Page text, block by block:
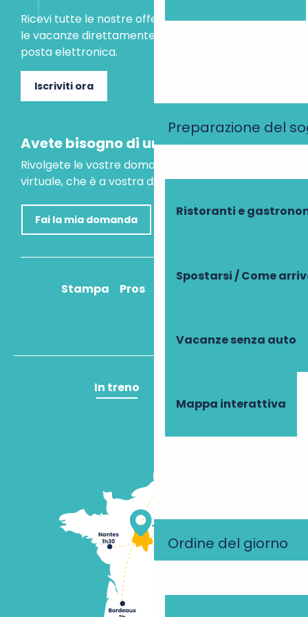
Preparazione del
Ristoranti e
Spostarsi / Come
Vacanze senza auto
Mappa interattiva
Ordine del giorno
Ricevi tutte le nostre offerte speciali e le idee per
le vacanze direttamente nella tua casella di
posta elettronica.
Iscriviti ora
Avete bisogno di un consiglio?
Rivolgete le vostre domande al nostro assistente
virtuale, che è a vostra disposizione per aiutarvi.
Fai la mia domanda
Stampa Pros
In treno